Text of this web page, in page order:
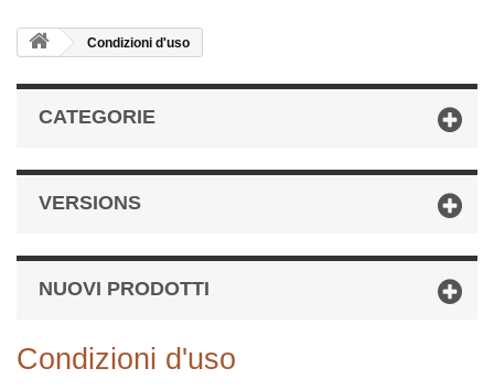
Condizioni d'uso
CATEGORIE
VERSIONS
NUOVI PRODOTTI
Condizioni d'uso